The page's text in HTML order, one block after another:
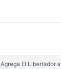
Agrega El Libertador